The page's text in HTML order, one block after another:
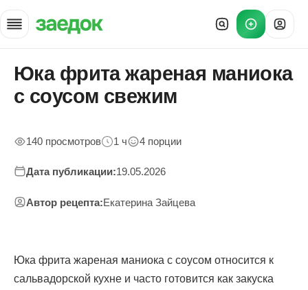
Главная
»
Рецепты
Юка фрита жареная маниока
с соусом свежим
140 просмотров 1 ч 4 порции
Дата публикации:19.05.2026
Автор рецепта:Екатерина Зайцева
Юка фрита жареная маниока с соусом относится к
сальвадорской кухне и часто готовится как закуска